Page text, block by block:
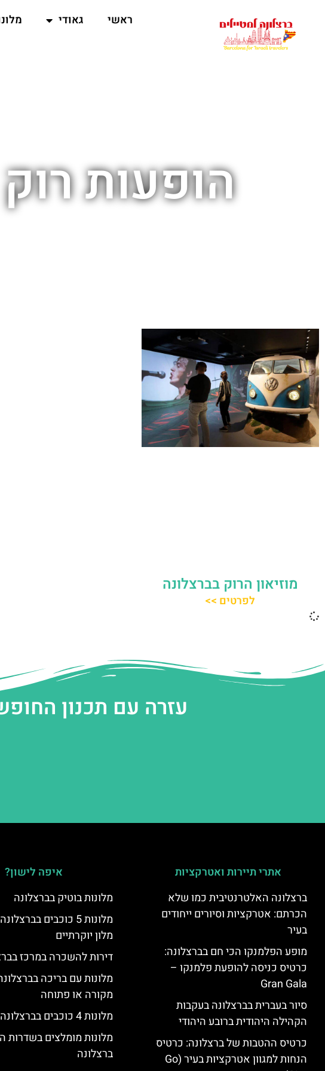
ראשי גאודי
הופעות
מוזיאון הרוק בברצלונה
לפרטים >>
עזרה עם תכנון
אתרי תיירות ואטרקציות
ברצלונה האלטרנטיבית כמו שלא
הכרתם: אטרקציות וסיורים ייחודים
בעיר
מופע הפלמנקו הכי חם בברצלונה:
כרטיס כניסה להופעת פלמנקו –
Gran Gala
סיור בעברית בברצלונה בעקבות
הקהילה היהודית ברובע היהודי
כרטיס ההטבות של ברצלונה: כרטיס
הנחות למגוון אטרקציות בעיר (Go
איפה לישון?
מלונות בוטיק בברצלונה
מלונות 5 כוכבים
מלון יוקרתיים
דירות להשכרה במרכז
מלונות עם בריכה
מקורה או פתוחה
מלונות 4 כוכבים בברצלונה
מלונות מומלצים בשדרות
ברצלונה